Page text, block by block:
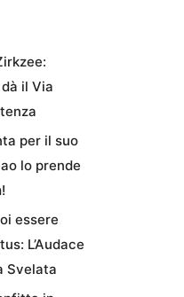
il Via
per il suo
lo prende
essere
L’Audace
Svelata